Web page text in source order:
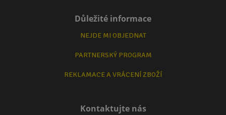
Důležité informace
NEJDE MI OBJEDNAT
PARTNERSKÝ PROGRAM
REKLAMACE A VRÁCENÍ ZBOŽÍ
Kontaktujte nás